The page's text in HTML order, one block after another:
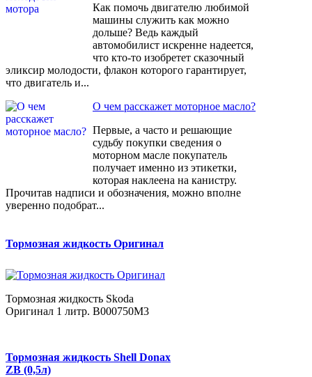
Как помочь двигателю любимой
машины служить как можно
дольше? Ведь каждый
автомобилист искренне надеется,
что кто-то изобретет сказочный
эликсир молодости, флакон которого гарантирует,
что двигатель и...
О чем расскажет моторное масло?
Первые, а часто и решающие
судьбу покупки сведения о
моторном масле покупатель
получает именно из этикетки,
которая наклеена на канистру.
Прочитав надписи и обозначения, можно вполне
уверенно подобрат...
Тормозная жидкость Оригинал
Тормозная жидкость Skoda
Оригинал 1 литр. B000750M3
Тормозная жидкость Shell Donax
ZB (0,5л)